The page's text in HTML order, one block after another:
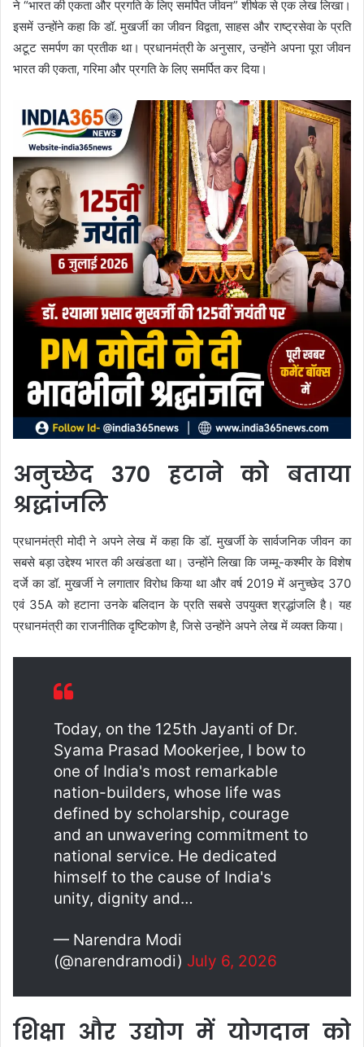
ने “भारत की एकता और प्रगति के लिए समर्पित जीवन” शीर्षक से एक लेख लिखा।
इसमें उन्होंने कहा कि डॉ. मुखर्जी का जीवन विद्वता, साहस और राष्ट्रसेवा के प्रति
अटूट समर्पण का प्रतीक था। प्रधानमंत्री के अनुसार, उन्होंने अपना पूरा जीवन
भारत की एकता, गरिमा और प्रगति के लिए समर्पित कर दिया।
अनुच्छेद 370 हटाने को बताया
श्रद्धांजलि
प्रधानमंत्री मोदी ने अपने लेख में कहा कि डॉ. मुखर्जी के सार्वजनिक जीवन का
सबसे बड़ा उद्देश्य भारत की अखंडता था। उन्होंने लिखा कि जम्मू-कश्मीर के विशेष
दर्जे का डॉ. मुखर्जी ने लगातार विरोध किया था और वर्ष 2019 में अनुच्छेद 370
एवं 35A को हटाना उनके बलिदान के प्रति सबसे उपयुक्त श्रद्धांजलि है। यह
प्रधानमंत्री का राजनीतिक दृष्टिकोण है, जिसे उन्होंने अपने लेख में व्यक्त किया।
Today, on the 125th Jayanti of Dr.
Syama Prasad Mookerjee, I bow to
one of India's most remarkable
nation-builders, whose life was
defined by scholarship, courage
and an unwavering commitment to
national service. He dedicated
himself to the cause of India's
unity, dignity and…
— Narendra Modi
(@narendramodi) July 6, 2026
शिक्षा और उद्योग में योगदान को